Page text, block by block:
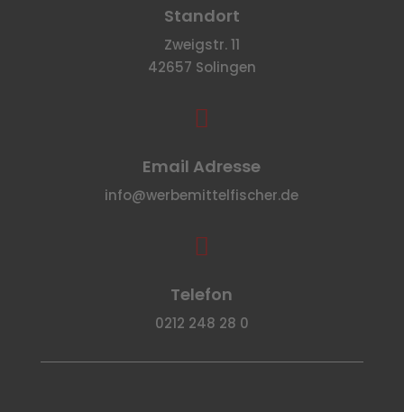
Standort
Zweigstr. 11
42657 Solingen

Email Adresse
info@werbemittelfischer.de

Telefon
0212 248 28 0